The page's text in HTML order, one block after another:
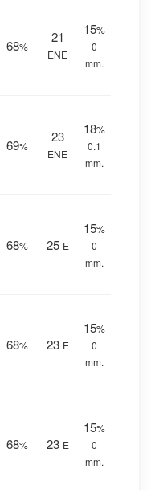
68%
21
ENE
15%
0
mm.
69%
23
ENE
18%
0.1
mm.
68% 25 E
15%
0
mm.
68% 23 E
15%
0
mm.
68% 23 E
15%
0
mm.